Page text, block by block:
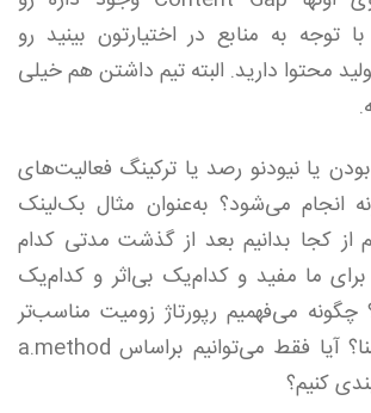
توجه به منابع در اختیارتون بینید رو
محتوا دارید. البته تیم داشتن هم خیلی
یا نیودنو رصد یا ترکینگ فعالیت‌های
انجام می‌شود؟ به‌عنوان مثال بک‌لینک
از کجا بدانیم بعد از گذشت مدتی کدام
ما مفید و کدام‌یک بی‌اثر و کدام‌یک
می‌فهمیم رپورتاژ زومیت مناسب‌تر
بوده است یا ایسنا؟ آیا فقط می‌توانیم براساس a.method
کنیم؟